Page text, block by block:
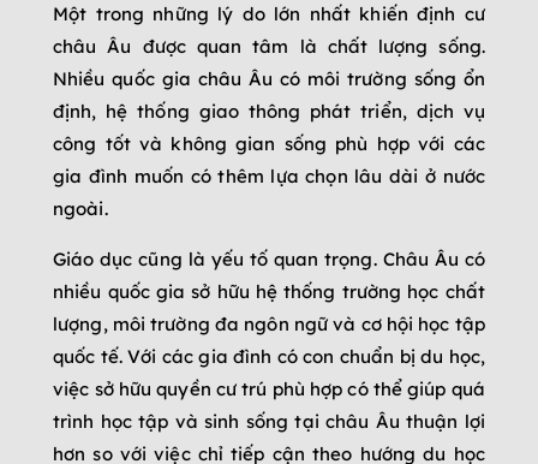
Một trong những lý do lớn nhất khiến định cư
châu Âu được quan tâm là chất lượng sống.
Nhiều quốc gia châu Âu có môi trường sống ổn
định, hệ thống giao thông phát triển, dịch vụ
công tốt và không gian sống phù hợp với các
gia đình muốn có thêm lựa chọn lâu dài ở nước
ngoài.
Giáo dục cũng là yếu tố quan trọng. Châu Âu có
nhiều quốc gia sở hữu hệ thống trường học chất
lượng, môi trường đa ngôn ngữ và cơ hội học tập
quốc tế. Với các gia đình có con chuẩn bị du học,
việc sở hữu quyền cư trú phù hợp có thể giúp quá
trình học tập và sinh sống tại châu Âu thuận lợi
hơn so với việc chỉ tiếp cận theo hướng du học